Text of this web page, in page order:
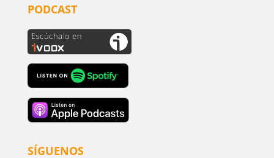
PODCAST
SÍGUENOS